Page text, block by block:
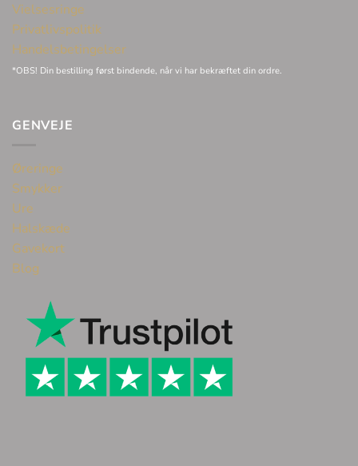
Vielsesringe
Privatlivspolitik
Handelsbetingelser
*OBS! Din bestilling først bindende, når vi har bekræftet din ordre.
GENVEJE
Øreringe
Smykker
Ure
Halskæde
Gavekort
Blog